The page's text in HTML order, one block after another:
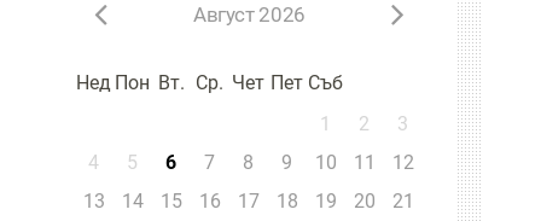
Август 2026
Нед Пон Вт. Ср. Чет Пет Съб
1
2
3
4
5 6 7 8 9 10 11
12
13
14 15 16 17 18 19 20 21